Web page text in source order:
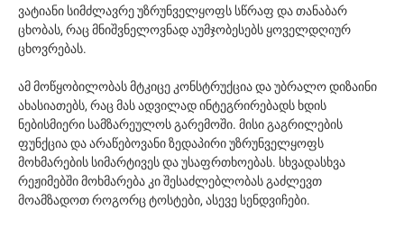
ვატიანი სიმძლავრე უზრუნველყოფს სწრაფ და თანაბარ
ცხობას, რაც მნიშვნელოვნად აუმჯობესებს ყოველდღიურ
ცხოვრებას.
ამ მოწყობილობას მტკიცე კონსტრუქცია და უბრალო დიზაინი
ახასიათებს, რაც მას ადვილად ინტეგრირებადს ხდის
ნებისმიერი სამზარეულოს გარემოში. მისი გაგრილების
ფუნქცია და არაწებოვანი ზედაპირი უზრუნველყოფს
მოხმარების სიმარტივეს და უსაფრთხოებას. სხვადასხვა
რეჟიმებში მოხმარება კი შესაძლებლობას გაძლევთ
მოამზადოთ როგორც ტოსტები, ასევე სენდვიჩები.